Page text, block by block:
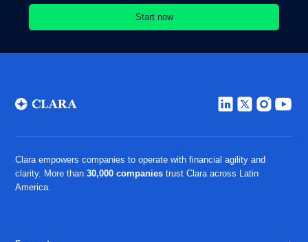
Clara empowers companies to operate with financial agility and
clarity. More than30,000 companiestrust Clara across Latin
America.